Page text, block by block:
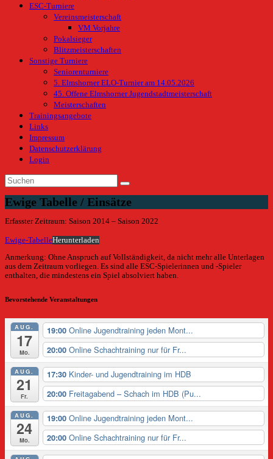
ESC-Turniere
Vereinsmeisterschaft
VM Vorjahre
Pokalsieger
Blitzmeisterschaften
Sonstige Turniere
Seniorenturniere
5. Elmshorner ELO-Turnier am 14.05.2026
45. Offene Elmshorner Jugendstadtmeisterschaft
Meisterschaften
Trainingsangebote
Links
Impressum
Datenschutzerklärung
Login
Ewige Tabelle / Einsätze
Erfasster Zeitraum: Saison 2014 – Saison 2022
Ewige-TabelleHerunterladen
Anmerkung: Ohne Anspruch auf Vollständigkeit, da nicht mehr alle Unterlagen
aus dem Zeitraum vorliegen. Es sind alle ESC-Spielerinnen und -Spieler
enthalten, die mindestens ein Spiel absolviert haben.
Bevorstehende Veranstaltungen
AUG.
17
Mo.
19:00 Online Jugendtraining jeden Mont...
20:00 Online Schachtraining nur für Fr...
AUG.
21
Fr.
17:30 Kinder- und Jugendtraining im HDB
20:00 Freitagabend – Schach im HDB (Pu...
AUG.
24
Mo.
19:00 Online Jugendtraining jeden Mont...
20:00 Online Schachtraining nur für Fr...